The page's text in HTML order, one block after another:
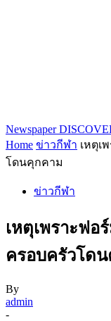
Newspaper
Home ข่าวกีฬา เหตุเ
โดนคุกคาม
ข่าวกีฬา
เหตุเพราะฟอ
ครอบครัวโด
By
admin
-